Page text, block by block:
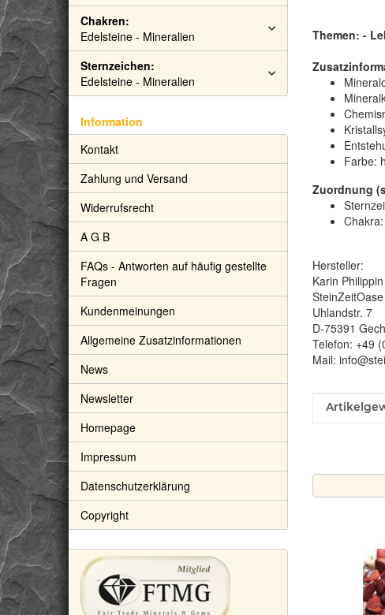
Themen: -
Farbe:
Zuordnung
Hersteller:
Karin Philippin
SteinZeitOase
Uhlandstr. 7
D-75391
Telefon: +49
Mail:
Wert
Chakren:
Edelsteine - Mineralien
Sternzeichen:
Edelsteine - Mineralien
Information
Kontakt
Zahlung und Versand
Widerrufsrecht
A G B
FAQs - Antworten auf häufig gestellte
Fragen
Kundenmeinungen
Allgemeine Zusatzinformationen
News
Newsletter
Homepage
Impressum
Datenschutzerklärung
Copyright